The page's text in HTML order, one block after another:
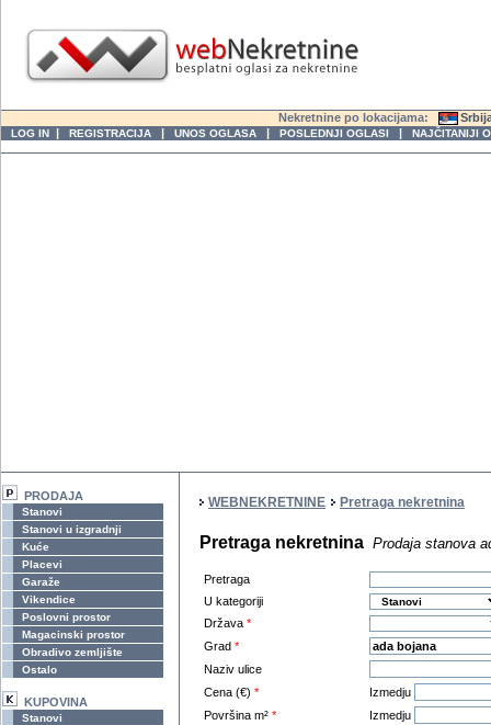
Nekretnine po lokacijama:
LOG IN | REGISTRACIJA | UNOS OGLASA | POSLEDNJI OGLASI | NAJČITANIJI
PRODAJA
Stanovi
Stanovi u izgradnji
Kuće
Placevi
Garaže
Vikendice
Poslovni prostor
Magacinski prostor
Obradivo zemljište
Ostalo
KUPOVINA
Stanovi
WEBNEKRETNINE Pretraga nekretnina
Pretraga nekretnina Prodaja stanova
Pretraga
U kategoriji
Država *
Grad *
Naziv ulice
Cena (€) *
Izmedju
Površina m² *
Izmedju